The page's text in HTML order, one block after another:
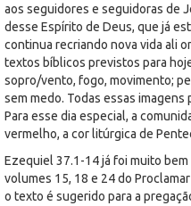
aos seguidores e seguidoras de
desse Espírito de Deus, que já
continua recriando nova vida ali
textos bíblicos previstos para
sopro/vento, fogo, movimento;
sem medo. Todas essas
Para esse dia especial, a
vermelho, a cor litúrgica de
Ezequiel 37.1-14 já foi muito
volumes 15, 18 e 24 do
o texto é sugerido para a